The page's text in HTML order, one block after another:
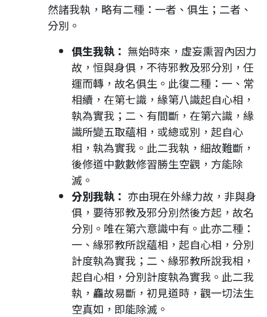
然諸我執，略有二種：一者、俱生；二者、
分別。
俱生我執： 無始時來，虛妄熏習內因力
故，恒與身俱，不待邪教及邪分別，任
運而轉，故名俱生。此復二種：一、常
相續，在第七識，緣第八識起自心相，
執為實我；二、有間斷，在第六識，緣
識所變五取蘊相，或總或別，起自心
相，執為實我。此二我執，細故難斷，
後修道中數數修習勝生空觀，方能除
滅。
分別我執： 亦由現在外緣力故，非與身
俱，要待邪教及邪分別然後方起，故名
分別。唯在第六意識中有。此亦二種：
一、緣邪教所說蘊相，起自心相，分別
計度執為實我；二、緣邪教所說我相，
起自心相，分別計度執為實我。此二我
執，麤故易斷，初見道時，觀一切法生
空真如，即能除滅。